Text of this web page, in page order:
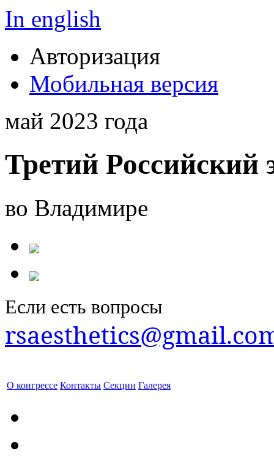
In english
Авторизация
Мобильная версия
май 2023 года
Третий Российский
во Владимире
Если есть вопросы
О конгрессе Контакты Секции Галерея